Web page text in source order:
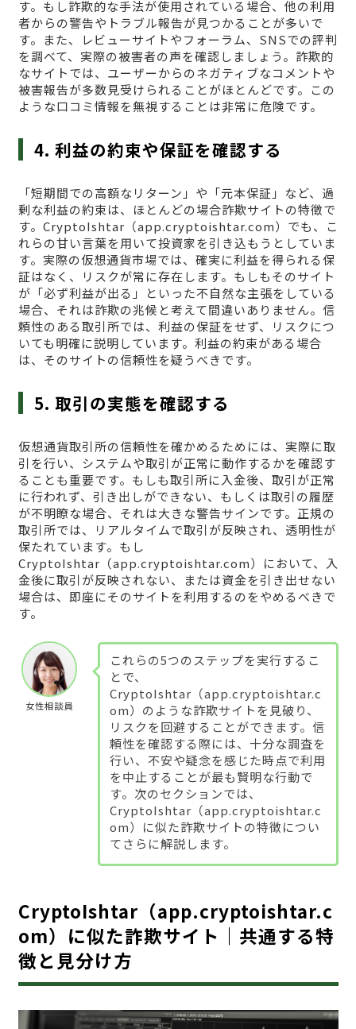
す。もし詐欺的な手法が使用されている場合、他の利用
者からの警告やトラブル報告が見つかることが多いで
す。また、レビューサイトやフォーラム、SNSでの評判
を調べて、実際の被害者の声を確認しましょう。詐欺的
なサイトでは、ユーザーからのネガティブなコメントや
被害報告が多数見受けられることがほとんどです。この
ような口コミ情報を無視することは非常に危険です。
4. 利益の約束や保証を確認する
「短期間での高額なリターン」や「元本保証」など、過
剰な利益の約束は、ほとんどの場合詐欺サイトの特徴で
す。CryptoIshtar（app.cryptoishtar.com）でも、こ
れらの甘い言葉を用いて投資家を引き込もうとしていま
す。実際の仮想通貨市場では、確実に利益を得られる保
証はなく、リスクが常に存在します。もしもそのサイト
が「必ず利益が出る」といった不自然な主張をしている
場合、それは詐欺の兆候と考えて間違いありません。信
頼性のある取引所では、利益の保証をせず、リスクにつ
いても明確に説明しています。利益の約束がある場合
は、そのサイトの信頼性を疑うべきです。
5. 取引の実態を確認する
仮想通貨取引所の信頼性を確かめるためには、実際に取
引を行い、システムや取引が正常に動作するかを確認す
ることも重要です。もしも取引所に入金後、取引が正常
に行われず、引き出しができない、もしくは取引の履歴
が不明瞭な場合、それは大きな警告サインです。正規の
取引所では、リアルタイムで取引が反映され、透明性が
保たれています。もし
CryptoIshtar（app.cryptoishtar.com）において、入
金後に取引が反映されない、または資金を引き出せない
場合は、即座にそのサイトを利用するのをやめるべきで
す。
女性相談員
これらの5つのステップを実行するこ
とで、
CryptoIshtar（app.cryptoishtar.c
om）のような詐欺サイトを見破り、
リスクを回避することができます。信
頼性を確認する際には、十分な調査を
行い、不安や疑念を感じた時点で利用
を中止することが最も賢明な行動で
す。次のセクションでは、
CryptoIshtar（app.cryptoishtar.c
om）に似た詐欺サイトの特徴につい
てさらに解説します。
CryptoIshtar（app.cryptoishtar.c
om）に似た詐欺サイト｜共通する特
徴と見分け方